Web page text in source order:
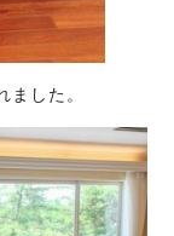
ました。